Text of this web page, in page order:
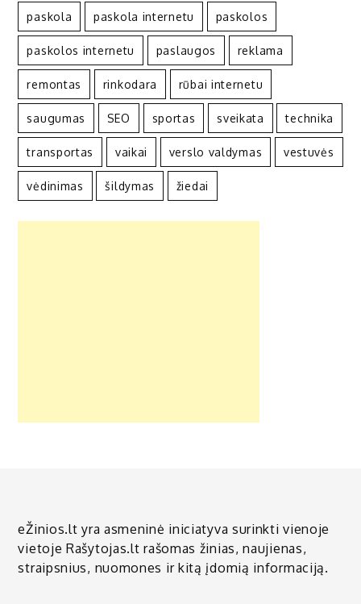
paskola paskola internetu paskolos
paskolos internetu paslaugos reklama
remontas rinkodara rūbai internetu
saugumas SEO sportas sveikata technika
transportas vaikai verslo valdymas vestuvės
vėdinimas šildymas žiedai
eŽinios.lt yra asmeninė iniciatyva surinkti vienoje
vietoje Rašytojas.lt rašomas žinias, naujienas,
straipsnius, nuomones ir kitą įdomią informaciją.